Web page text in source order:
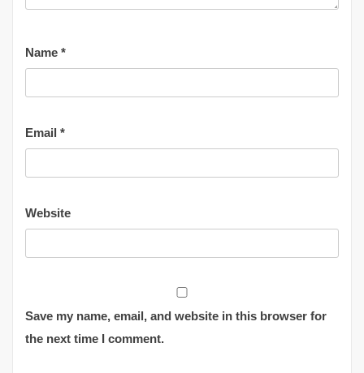
Name *
Email *
Website
Save my name, email, and website in this browser for
the next time I comment.